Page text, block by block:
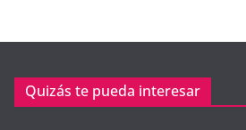
Quizás te pueda interesar